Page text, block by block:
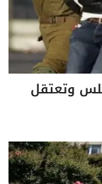
وتعتقل